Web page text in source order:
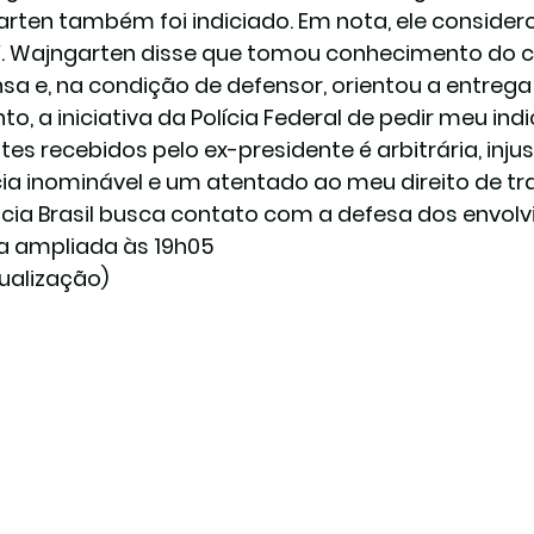
também foi indiciado. Em nota, ele
Wajngarten disse que tomou conhecimento do
e, na condição de defensor, orientou a entrega
a iniciativa da Polícia Federal de pedir meu
recebidos pelo ex-presidente é arbitrária,
inominável e um atentado ao meu direito de
Brasil busca contato com a defesa dos
ampliada às 19h05